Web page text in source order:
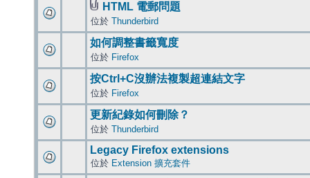
HTML 電郵問題
位於 Thunderbird
如何調整書籤寬度
位於 Firefox
按Ctrl+C沒辦法複製超連結文字
位於 Firefox
更新紀錄如何刪除？
位於 Thunderbird
Legacy Firefox extensions
位於 Extension 擴充套件